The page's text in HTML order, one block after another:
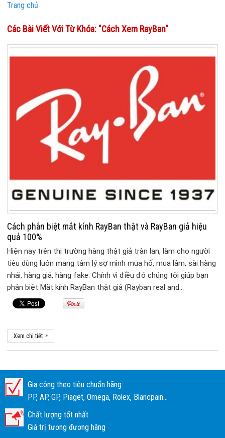
Trang chủ
Các Bài Viết Với Từ Khóa: "cách Xem RayBan"
Cách phân biệt mắt kính RayBan thật và RayBan giả hiệu
quả 100%
Hiện nay trên thị trường hàng thật giả tràn lan, làm cho người
tiêu dùng luôn mang tâm lý sợ mình mua hố, mua lầm, sài hàng
nhái, hàng giả, hàng fake. Chính vì điều đó chúng tôi giúp bạn
phân biệt Mắt kính RayBan thật giả (Rayban real and…
Xem chi tiết »
Gia công theo tiêu chuẩn hãng:
PP, AP, GP, Piaget, Omega, Rolex, Blancpain...
Chất lượng tốt nhất
Giá trị tương đương hãng